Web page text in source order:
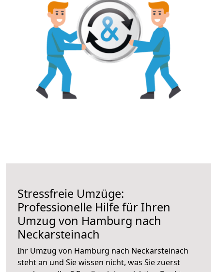
Stressfreie Umzüge:
Professionelle Hilfe für Ihren
Umzug von Hamburg nach
Neckarsteinach
Ihr Umzug von Hamburg nach Neckarsteinach
steht an und Sie wissen nicht, was Sie zuerst